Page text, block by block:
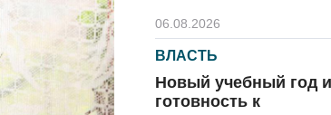
06.08.2026
ВЛАСТЬ
Новый учебный год и
готовность к